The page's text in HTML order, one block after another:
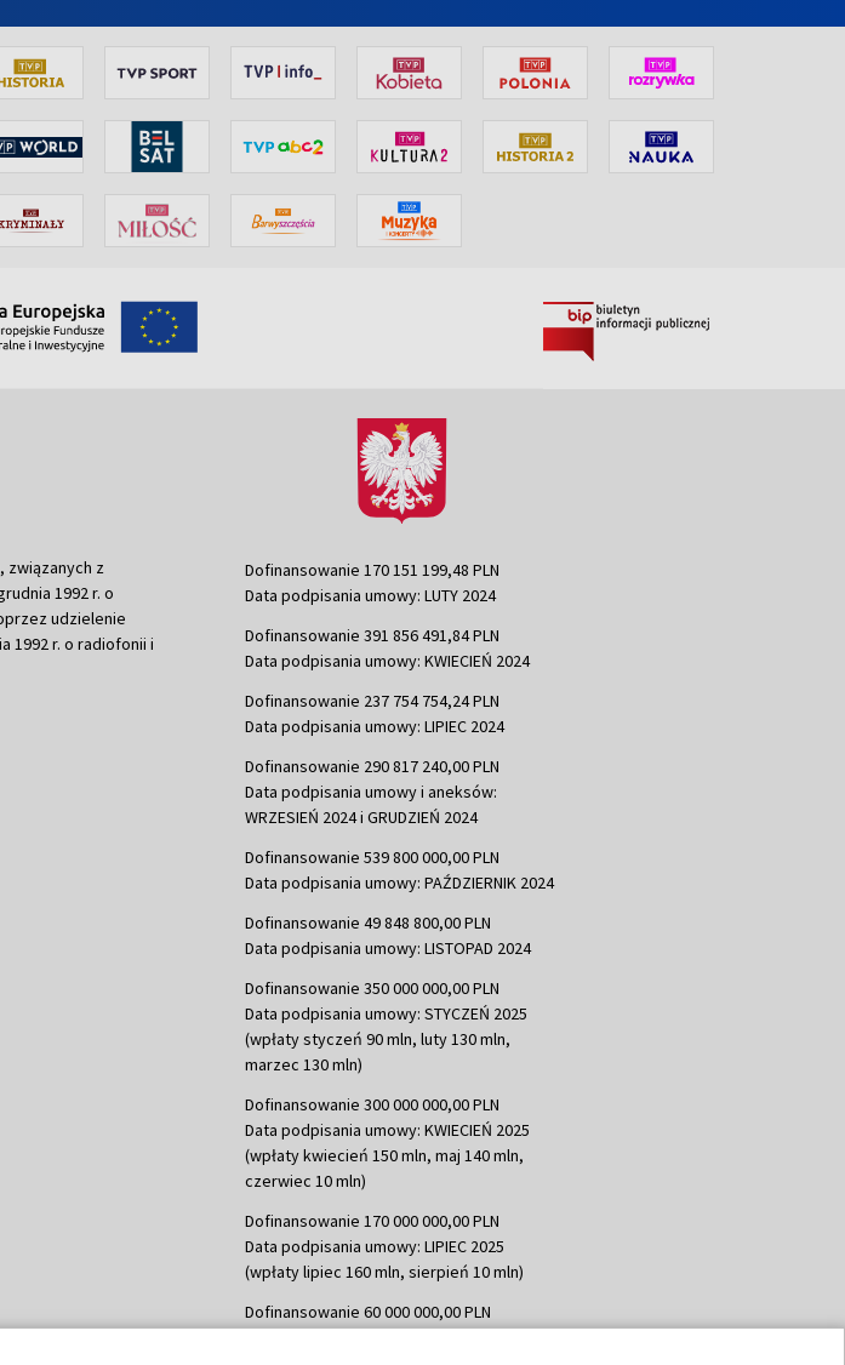
związanych z
1992 r. o
udzielenie
1992 r. o radiofonii i
Dofinansowanie 170 151 199,48 PLN
Data podpisania umowy: LUTY 2024
Dofinansowanie 391 856 491,84 PLN
Data podpisania umowy: KWIECIEŃ 2024
Dofinansowanie 237 754 754,24 PLN
Data podpisania umowy: LIPIEC 2024
Dofinansowanie 290 817 240,00 PLN
Data podpisania umowy i aneksów:
WRZESIEŃ 2024 i GRUDZIEŃ 2024
Dofinansowanie 539 800 000,00 PLN
Data podpisania umowy: PAŹDZIERNIK 2024
Dofinansowanie 49 848 800,00 PLN
Data podpisania umowy: LISTOPAD 2024
Dofinansowanie 350 000 000,00 PLN
Data podpisania umowy: STYCZEŃ 2025
(wpłaty styczeń 90 mln, luty 130 mln,
marzec 130 mln)
Dofinansowanie 300 000 000,00 PLN
Data podpisania umowy: KWIECIEŃ 2025
(wpłaty kwiecień 150 mln, maj 140 mln,
czerwiec 10 mln)
Dofinansowanie 170 000 000,00 PLN
Data podpisania umowy: LIPIEC 2025
(wpłaty lipiec 160 mln, sierpień 10 mln)
Dofinansowanie 60 000 000,00 PLN